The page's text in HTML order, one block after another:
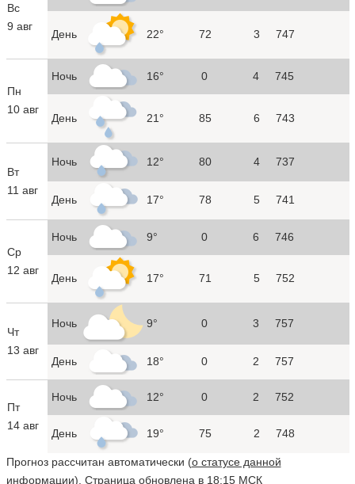
Вс
9 авг
День 22° 72 3 747
Пн
10 авг
Ночь 16° 0 4 745
День 21° 85 6 743
Вт
11 авг
Ночь 12° 80 4 737
День 17° 78 5 741
Ср
12 авг
Ночь 9° 0 6 746
День 17° 71 5 752
Чт
13 авг
Ночь 9° 0 3 757
День 18° 0 2 757
Пт
14 авг
Ночь 12° 0 2 752
День 19° 75 2 748
Прогноз рассчитан автоматически (о статусе данной
информации). Страница обновлена в 18:15 МСК